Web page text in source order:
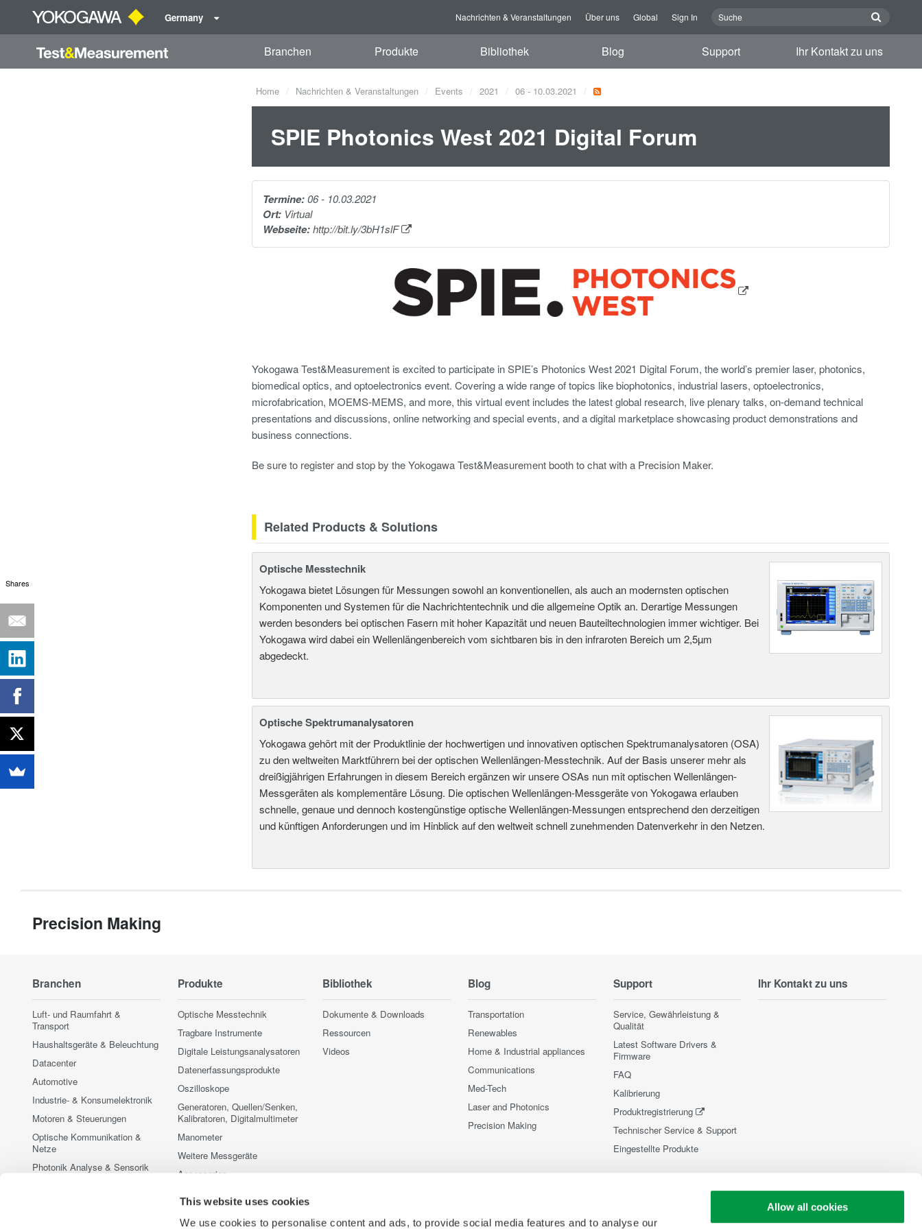
This website uses cookies
We use cookies to personalise content and ads, to provide social media features and to analyse our
Allow all cookies
Germany Nachrichten & Veranstaltungen Über uns Global Sign In
Branchen Produkte Bibliothek Blog Support Ihr Kontakt zu uns
Home Nachrichten & Veranstaltungen Events 2021 06 - 10.03.2021
SPIE Photonics West 2021 Digital Forum
Yokogawa Test&Measurement is excited to participate in SPIE’s Photonics West 2021 Digital Forum, the world’s premier laser, photonics,
biomedical optics, and optoelectronics event. Covering a wide range of topics like biophotonics, industrial lasers, optoelectronics,
microfabrication, MOEMS-MEMS, and more, this virtual event includes the latest global research, live plenary talks, on-demand technical
presentations and discussions, online networking and special events, and a digital marketplace showcasing product demonstrations and
business connections.
Be sure to register and stop by the Yokogawa Test&Measurement booth to chat with a Precision Maker.
Termine:06 - 10.03.2021
Ort: Virtual
Webseite:http://bit.ly/3bH1slF
Related Products & Solutions
Optische Messtechnik
Yokogawa bietet Lösungen für Messungen sowohl an konventionellen, als auch an modernsten optischen
Komponenten und Systemen für die Nachrichtentechnik und die allgemeine Optik an. Derartige Messungen
werden besonders bei optischen Fasern mit hoher Kapazität und neuen Bauteiltechnologien immer wichtiger. Bei
Yokogawa wird dabei ein Wellenlängenbereich vom sichtbaren bis in den infraroten Bereich um 2,5µm
abgedeckt.
Optische Spektrumanalysatoren
Yokogawa gehört mit der Produktlinie der hochwertigen und innovativen optischen Spektrumanalysatoren (OSA)
zu den weltweiten Marktführern bei der optischen Wellenlängen-Messtechnik. Auf der Basis unserer mehr als
dreißigjährigen Erfahrungen in diesem Bereich ergänzen wir unsere OSAs nun mit optischen Wellenlängen-
Messgeräten als komplementäre Lösung. Die optischen Wellenlängen-Messgeräte von Yokogawa erlauben
schnelle, genaue und dennoch kostengünstige optische Wellenlängen-Messungen entsprechend den derzeitigen
und künftigen Anforderungen und im Hinblick auf den weltweit schnell zunehmenden Datenverkehr in den Netzen.
Precision Making
Branchen
Luft- und Raumfahrt &
Transport
Haushaltsgeräte & Beleuchtung
Datacenter
Automotive
Industrie- & Konsumelektronik
Motoren & Steuerungen
Optische Kommunikation &
Netze
Photonik Analyse & Sensorik
Produkte
Optische Messtechnik
Tragbare Instrumente
Digitale Leistungsanalysatoren
Datenerfassungsprodukte
Oszilloskope
Generatoren, Quellen/Senken,
Kalibratoren, Digitalmultimeter
Manometer
Weitere Messgeräte
Accessories
Sonderkonditionen
Eingestellte Produkte
Bibliothek
Dokumente & Downloads
Ressourcen
Videos
Blog
Transportation
Renewables
Home & Industrial appliances
Communications
Med-Tech
Laser and Photonics
Precision Making
Support
Service, Gewährleistung &
Qualität
Latest Software Drivers &
Firmware
FAQ
Kalibrierung
Produktregistrierung
Technischer Service & Support
Eingestellte Produkte
Ihr Kontakt zu uns
Shares